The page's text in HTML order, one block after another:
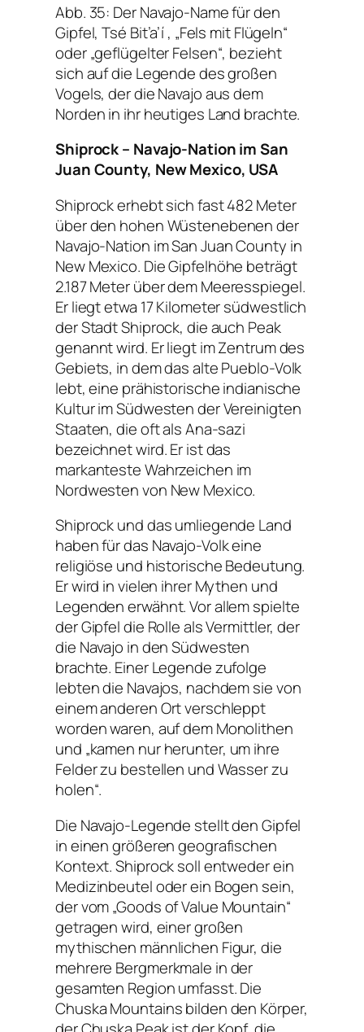
Abb. 35: Der Navajo-Name für den
Gipfel, Tsé Bit’a’í , „Fels mit Flügeln“
oder „geflügelter Felsen“, bezieht
sich auf die Legende des großen
Vogels, der die Navajo aus dem
Norden in ihr heutiges Land brachte.
Shiprock – Navajo-Nation im San
Juan County, New Mexico, USA
Shiprock erhebt sich fast 482 Meter
über den hohen Wüstenebenen der
Navajo-Nation im San Juan County in
New Mexico. Die Gipfelhöhe beträgt
2.187 Meter über dem Meeresspiegel.
Er liegt etwa 17 Kilometer südwestlich
der Stadt Shiprock, die auch Peak
genannt wird. Er liegt im Zentrum des
Gebiets, in dem das alte Pueblo-Volk
lebt, eine prähistorische indianische
Kultur im Südwesten der Vereinigten
Staaten, die oft als Ana-sazi
bezeichnet wird. Er ist das
markanteste Wahrzeichen im
Nordwesten von New Mexico.
Shiprock und das umliegende Land
haben für das Navajo-Volk eine
religiöse und historische Bedeutung.
Er wird in vielen ihrer Mythen und
Legenden erwähnt. Vor allem spielte
der Gipfel die Rolle als Vermittler, der
die Navajo in den Südwesten
brachte. Einer Legende zufolge
lebten die Navajos, nachdem sie von
einem anderen Ort verschleppt
worden waren, auf dem Monolithen
und „kamen nur herunter, um ihre
Felder zu bestellen und Wasser zu
holen“.
Die Navajo-Legende stellt den Gipfel
in einen größeren geografischen
Kontext. Shiprock soll entweder ein
Medizinbeutel oder ein Bogen sein,
der vom „Goods of Value Mountain“
getragen wird, einer großen
mythischen männlichen Figur, die
mehrere Bergmerkmale in der
gesamten Region umfasst. Die
Chuska Mountains bilden den Körper,